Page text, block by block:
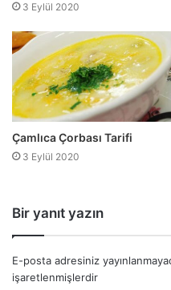
3 Eylül 2020
Çamlıca Çorbası Tarifi
3 Eylül 2020
Bir yanıt yazın
E-posta adresiniz
işaretlenmişlerdir